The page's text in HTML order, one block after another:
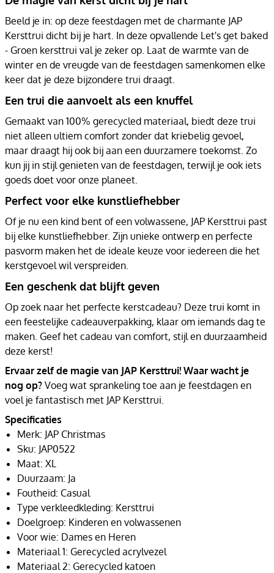
Beeld je in: op deze feestdagen met de charmante JAP
Kersttrui dicht bij je hart. In deze opvallende Let's get baked
- Groen kersttrui val je zeker op. Laat de warmte van de
winter en de vreugde van de feestdagen samenkomen elke
keer dat je deze bijzondere trui draagt.
Een trui die aanvoelt als een knuffel
Gemaakt van 100% gerecycled materiaal, biedt deze trui
niet alleen ultiem comfort zonder dat kriebelig gevoel,
maar draagt hij ook bij aan een duurzamere toekomst. Zo
kun jij in stijl genieten van de feestdagen, terwijl je ook iets
goeds doet voor onze planeet.
Perfect voor elke kunstliefhebber
Of je nu een kind bent of een volwassene, JAP Kersttrui past
bij elke kunstliefhebber. Zijn unieke ontwerp en perfecte
pasvorm maken het de ideale keuze voor iedereen die het
kerstgevoel wil verspreiden.
Een geschenk dat blijft geven
Op zoek naar het perfecte kerstcadeau? Deze trui komt in
een feestelijke cadeauverpakking, klaar om iemands dag te
maken. Geef het cadeau van comfort, stijl en duurzaamheid
deze kerst!
Ervaar zelf de magie van JAP Kersttrui! Waar wacht je
nog op? Voeg wat sprankeling toe aan je feestdagen en
voel je fantastisch met JAP Kersttrui.
Specificaties
Merk: JAP Christmas
Sku: JAP0522
Maat: XL
Duurzaam: Ja
Foutheid: Casual
Type verkleedkleding: Kersttrui
Doelgroep: Kinderen en volwassenen
Voor wie: Dames en Heren
Materiaal 1: Gerecycled acrylvezel
Materiaal 2: Gerecycled katoen